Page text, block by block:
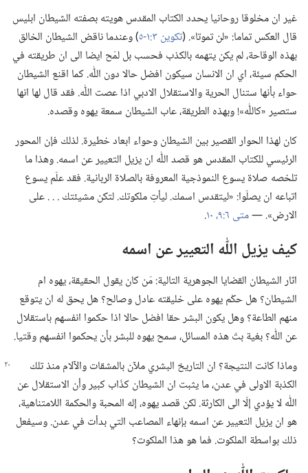
غير ان مخلوقا روحانيا يحدد الكتاب المقدس هويته بصفته الشيطان ابليس
قال العكس تماما:‏ «لن تموتا».‏ (‏تكوين ٣:‏١-‏٥
‏)‏ وعندما ناقض الشيطان الخالق
بهذه الوقاحة،‏ لم يكن يتهمه بالكذب فحسب بل لمّح ايضا الى ان طريقته في
الحكم سيئة،‏ اي ان الانسان سيكون افضل حالا دون اللّٰه.‏ كما اقنع الشيطان
حواء بأنها ستنال الحرية والاستقلال الادبي اذا عصت اللّٰه.‏ فقد قال لها انها
ستصير «كاللّٰه»!‏ وبهذه الطريقة،‏ عاب الشيطان سمعة يهوه وقصده.‏
كان لهذا الحوار القصير بين الشيطان وحواء ابعاد خطيرة.‏ لذلك فإن المحور
الرئيسي للكتاب المقدس هو قصد اللّٰه ان يزيل التعيير عن اسمه.‏ وهذا ما
تلخصه صلاة يسوع النموذجية المعروفة بالصلاة الربانية.‏ فقد علّم يسوع
اتباعه ان يصلّوا:‏ «ليتقدس اسمك.‏ ليأتِ ملكوتك.‏ لتكن مشيئتك .‏ .‏ .‏ على
الارض».‏ —‏متى ٦:‏٩،‏ ١٠ ‏.‏
كيف يزيل اللّٰه التعيير عن اسمه
اثار الشيطان القضايا الجوهرية التالية:‏ مَن كان يقول الحقيقة،‏ يهوه ام
الشيطان؟‏ هل حكْم يهوه على خليقته عادل وصالح؟‏ هل يحق له ان يتوقع
منهم الطاعة؟‏ وهل يكون البشر حقا افضل حالا اذا حكموا انفسهم باستقلال
عن اللّٰه؟‏ بغية بتّ هذه المسائل،‏ سمح يهوه للبشر بأن يحكموا انفسهم وقتيا.‏
وماذا كانت النتيجة؟‏ ان التاريخ البشري ملآن بالمشقات والآلام منذ تلك
الكذبة الاولى في عدن،‏ ما يثبت ان الشيطان كذّاب كبير وأن الاستقلال عن
اللّٰه لا يؤدي إلّا الى الكارثة.‏ لكن قصد يهوه،‏ إله المحبة والحكمة اللامتناهية،‏
هو ان يزيل التعيير عن اسمه بإنهاء المصاعب التي بدأت في عدن.‏ وسيفعل
ذلك بواسطة الملكوت.‏ فما هو هذا الملكوت؟‏